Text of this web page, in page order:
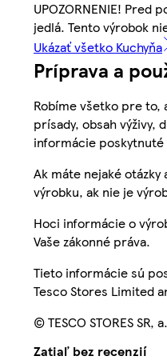
UPOZORNENIE!
jedlá. Tento výrobok
Ukázať všetko Kuchyňa
Príprava a
Robíme všetko pre
prísady, obsah výživy,
informácie
Ak máte nejaké
výrobku, ak nie je
Hoci informácie o
Vaše zákonné práva.
Tieto informácie sú
Tesco Stores Limited
© TESCO STORES SR,
Zatiaľ bez recenzií